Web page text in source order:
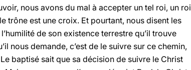
nous avons du mal à accepter un tel roi, un roi
trône est une croix. Et pourtant, nous disent les
de son existence terrestre qu’il trouve
nous demande, c’est de le suivre sur ce chemin,
baptisé sait que sa décision de suivre le Christ